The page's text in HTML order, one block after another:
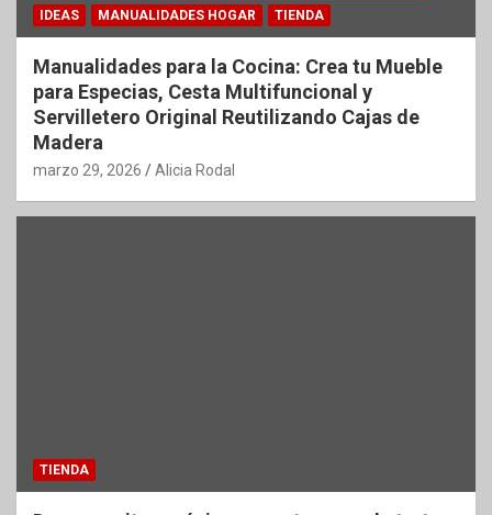
IDEAS
MANUALIDADES HOGAR TIENDA
Manualidades para la Cocina: Crea tu Mueble
para Especias, Cesta Multifuncional y
Servilletero Original Reutilizando Cajas de
Madera
marzo 29, 2026 Alicia Rodal
TIENDA